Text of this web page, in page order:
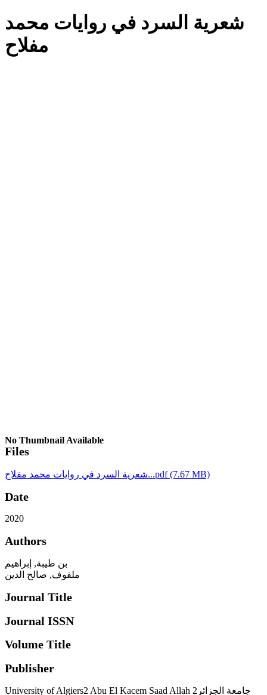
شعرية السرد في روايات محمد
مفلاح
No Thumbnail Available
Files
شعرية السرد في روايات محمد مفلاح...pdf(7.67 MB)
Date
2020
Authors
بن طيبة, إبراهيم
ملفوف, صالح الدين
Journal Title
Journal ISSN
Volume Title
Publisher
University of Algiers2 Abu El Kacem Saad Allah جامعة الجزائر2